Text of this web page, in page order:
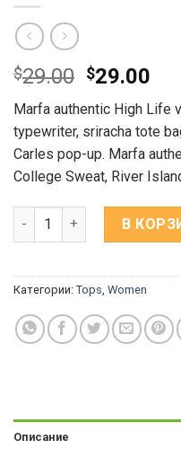
$29.00 $29.00
Marfa authentic High Life
typewriter, sriracha tote
Carles pop-up. Marfa
College Sweat, River
Количество Print Ls
В
Категории: Tops Women
Описание